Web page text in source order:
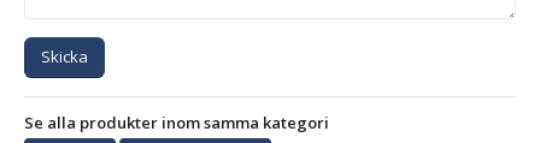
Skicka
Se alla produkter inom samma kategori